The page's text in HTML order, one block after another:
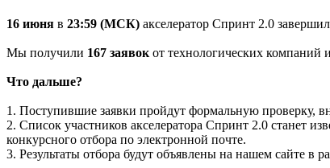
16 июня в 23:59 (МСК) акселератор Спринт 2.0
Мы получили 167 заявок от технологических компаний
Что дальше?
1. Поступившие заявки пройдут формальную проверку,
2. Список участников акселератора Спринт 2.0 станет
конкурсного отбора по электронной почте.
3. Результаты отбора будут объявлены на нашем сайте в